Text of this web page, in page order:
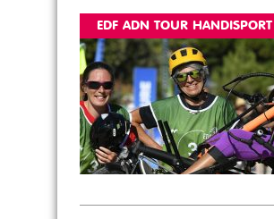
EDF ADN TOUR HANDISPORT